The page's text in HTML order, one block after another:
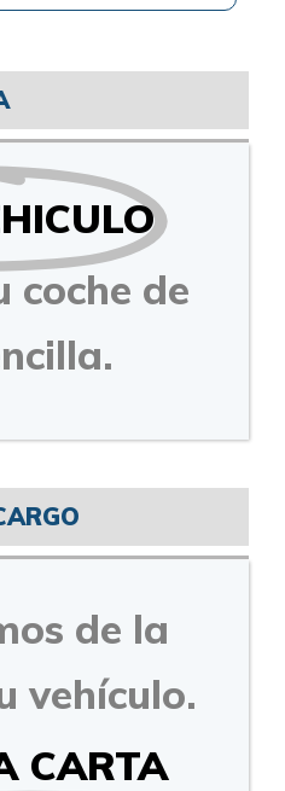
coche de
de la
vehículo.
CARTA